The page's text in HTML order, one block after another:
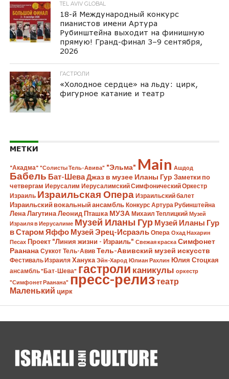
TEL AVIV GLOBAL
18-й Международный конкурс
пианистов имени Артура
Рубинштейна выходит на финишную
прямую! Гранд-финал 3–9 сентября,
2026
ГАСТРОЛИ
«Холодное сердце» на льду: цирк,
фигурное катание и театр
МЕТКИ
"Акадма" "Солисты Тель-Авива" "Эльма" Main Ашдод
Бабель Бат-ШеваДжаз в музее Иланы Гур Заметки по
четвергам Иерусалим Иерусалимский Симфонический Оркестр
Израиль Израильская Опера Израильский балет
Израильский вокальный ансамбль Конкурс Артура Рубинштейна
Лена Лагутина Леонид Пташка МУЗА Михаил Теплицкий Музей
Израиля в Иерусалиме Музей Иланы Гур Музей Иланы Гур
в Старом Яффо Музей Эрец-Исраэль Опера Охад Нахарин
Песах Проект "Линия жизни - Израиль" Свежая краска Симфонет
Раанана Суккот Тель-Авив Тель-Авивский музей искусств
Фестиваль Израиля Ханука Эйн-Харод Юлиан Рахлин Юлия Стоцкая
ансамбль "Бат-Шева" гастроли каникулы оркестр
"Симфонет Раанана" пресс-релизтеатр
Маленький цирк